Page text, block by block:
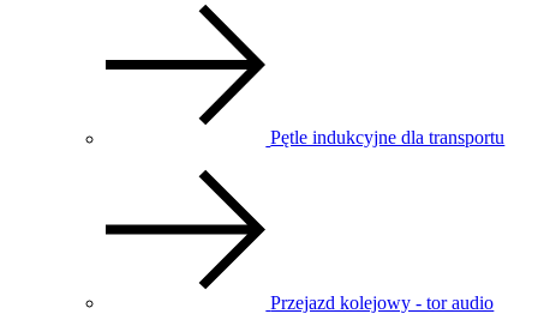
Pętle indukcyjne dla transportu
Przejazd kolejowy - tor audio